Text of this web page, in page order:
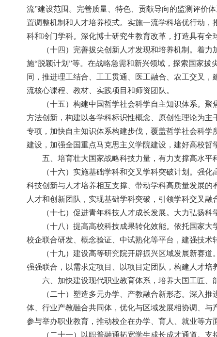
流”建设范围。完善质量、特色、贡献导向的监测评价
置调整机制和人才培养模式。实施一流学科培优行动
科和冷门学科。深化博士研究生教育改革，打造具有
（十四）完善拔尖创新人才发现和培养机制。着
施“脱颖计划”等。在战略急需和新兴领域，探索国家
同，推进理工结合、工工贯通、医工融合、农工交叉
流核心课程、教材、实践项目和师资团队。
（十五）构建中国哲学社会科学自主知识体系。
方法创新，构建以各学科标识性概念、原创性理论为
专项，加快自主知识体系构建步伐，覆盖哲学社会科
建设，加强全国重点马克思主义学院建设，建好高校哲
五、培育壮大国家战略科技力量，有力支撑高水平
（十六）实施基础学科和交叉学科突破计划。强
科技创新与人才培养相互支撑、带动学科高质量发展
人才和创新团队，实现基础学科突破，引领学科交叉融
（十七）促进青年科技人才成长发展。大力弘扬
（十八）提高高校科技成果转化效能。依托国家
校企联合研发、概念验证、中试熟化等平台，建强技
（十九）建设高等研究院开辟振兴区域发展新赛
强强联合，以需求定项目、以项目定团队，构建人才
六、加快建设现代职业教育体系，培养大国工匠、
（二十）塑造多元办学、产教融合新形态。深入
体、行业产教融合共同体，优化与区域发展相协调、
参与举办职业教育，推动校企在办学、育人、就业等
（二十一）以职普融通拓宽学生成长成才通道。